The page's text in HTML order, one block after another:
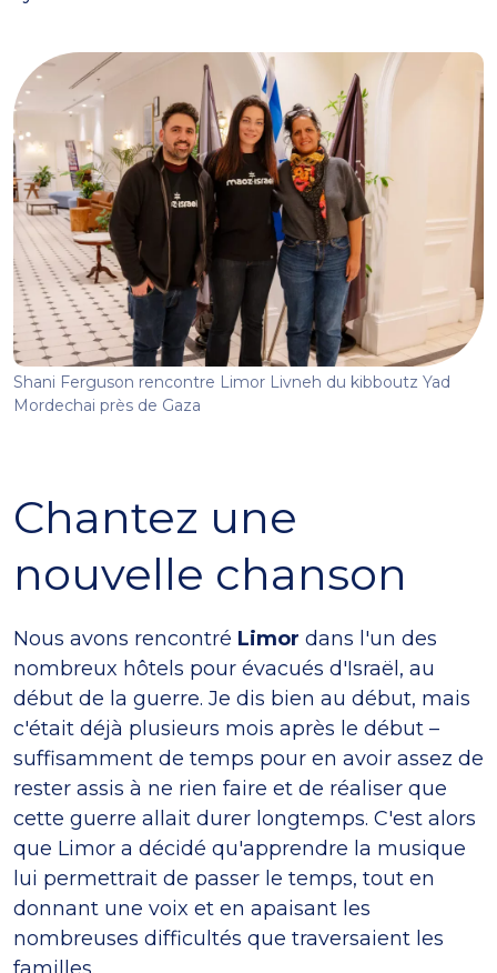
Shani Ferguson rencontre Limor Livneh du kibboutz Yad
Mordechai près de Gaza
Chantez une
nouvelle chanson
Nous avons rencontré Limor dans l'un des
nombreux hôtels pour évacués d'Israël, au
début de la guerre. Je dis bien au début, mais
c'était déjà plusieurs mois après le début –
suffisamment de temps pour en avoir assez de
rester assis à ne rien faire et de réaliser que
cette guerre allait durer longtemps. C'est alors
que Limor a décidé qu'apprendre la musique
lui permettrait de passer le temps, tout en
donnant une voix et en apaisant les
nombreuses difficultés que traversaient les